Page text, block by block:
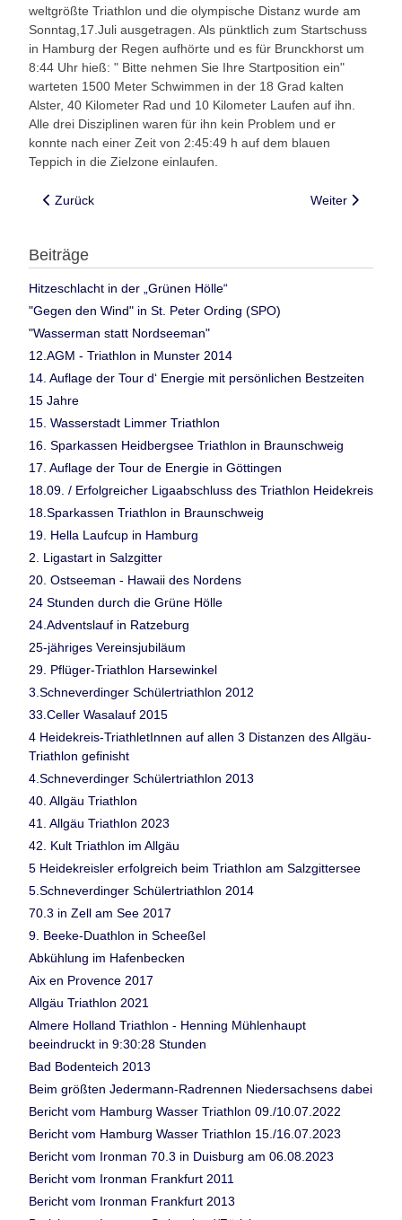
weltgrößte Triathlon und die olympische Distanz wurde am
Sonntag,17.Juli ausgetragen. Als pünktlich zum Startschuss
in Hamburg der Regen aufhörte und es für Brunckhorst um
8:44 Uhr hieß: " Bitte nehmen Sie Ihre Startposition ein"
warteten 1500 Meter Schwimmen in der 18 Grad kalten
Alster, 40 Kilometer Rad und 10 Kilometer Laufen auf ihn.
Alle drei Disziplinen waren für ihn kein Problem und er
konnte nach einer Zeit von 2:45:49 h auf dem blauen
Teppich in die Zielzone einlaufen.
Vorheriger Beitrag: Durch die „Grüne Hölle“ 2016 - 24 h Rad
Zurück Nächster
Weiter
Beiträge
Hitzeschlacht in der „Grünen Hölle“
"Gegen den Wind" in St. Peter Ording (SPO)
"Wasserman statt Nordseeman"
12.AGM - Triathlon in Munster 2014
14. Auflage der Tour d‘ Energie mit persönlichen Bestzeiten
15 Jahre
15. Wasserstadt Limmer Triathlon
16. Sparkassen Heidbergsee Triathlon in Braunschweig
17. Auflage der Tour de Energie in Göttingen
18.09. / Erfolgreicher Ligaabschluss des Triathlon Heidekreis
18.Sparkassen Triathlon in Braunschweig
19. Hella Laufcup in Hamburg
2. Ligastart in Salzgitter
20. Ostseeman - Hawaii des Nordens
24 Stunden durch die Grüne Hölle
24.Adventslauf in Ratzeburg
25-jähriges Vereinsjubiläum
29. Pflüger-Triathlon Harsewinkel
3.Schneverdinger Schülertriathlon 2012
33.Celler Wasalauf 2015
4 Heidekreis-TriathletInnen auf allen 3 Distanzen des Allgäu-
Triathlon gefinisht
4.Schneverdinger Schülertriathlon 2013
40. Allgäu Triathlon
41. Allgäu Triathlon 2023
42. Kult Triathlon im Allgäu
5 Heidekreisler erfolgreich beim Triathlon am Salzgittersee
5.Schneverdinger Schülertriathlon 2014
70.3 in Zell am See 2017
9. Beeke-Duathlon in Scheeßel
Abkühlung im Hafenbecken
Aix en Provence 2017
Allgäu Triathlon 2021
Almere Holland Triathlon - Henning Mühlenhaupt
beeindruckt in 9:30:28 Stunden
Bad Bodenteich 2013
Beim größten Jedermann-Radrennen Niedersachsens dabei
Bericht vom Hamburg Wasser Triathlon 09./10.07.2022
Bericht vom Hamburg Wasser Triathlon 15./16.07.2023
Bericht vom Ironman 70.3 in Duisburg am 06.08.2023
Bericht vom Ironman Frankfurt 2011
Bericht vom Ironman Frankfurt 2013